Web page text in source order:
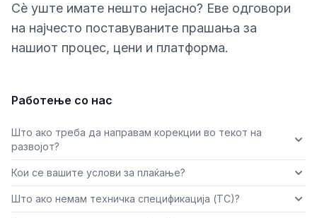
Сè уште имате нешто нејасно? Еве одговори
на најчесто поставуваните прашања за
нашиот процес, цени и платформа.
Работење со нас
Што ако треба да направам корекции во текот на
развојот?
Кои се вашите услови за плаќање?
Што ако немам техничка спецификација (ТС)?